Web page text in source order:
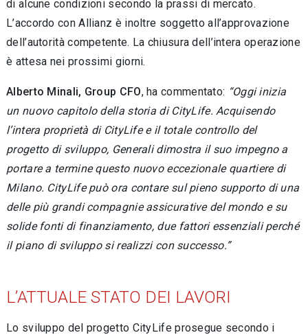
di alcune condizioni secondo la prassi di mercato.
L’accordo con Allianz è inoltre soggetto all’approvazione
dell’autorità competente. La chiusura dell’intera operazione
è attesa nei prossimi giorni.
Alberto Minali, Group CFO, ha commentato: “Oggi inizia
un nuovo capitolo della storia di CityLife. Acquisendo
l’intera proprietà di CityLife e il totale controllo del
progetto di sviluppo, Generali dimostra il suo impegno a
portare a termine questo nuovo eccezionale quartiere di
Milano. CityLife può ora contare sul pieno supporto di una
delle più grandi compagnie assicurative del mondo e su
solide fonti di finanziamento, due fattori essenziali perché
il piano di sviluppo si realizzi con successo.”
L’ATTUALE STATO DEI LAVORI
Lo sviluppo del progetto CityLife prosegue secondo i